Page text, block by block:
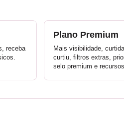
receba
Plano Premium
Mais visibilidade,
curtiu, filtros extras,
selo premium e